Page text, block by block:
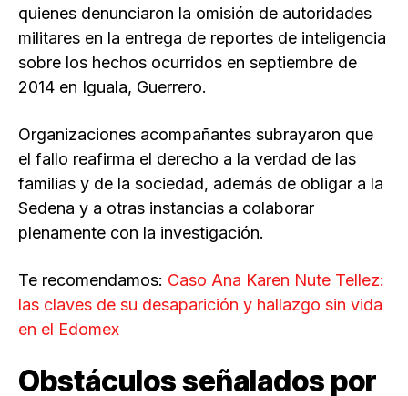
quienes denunciaron la omisión de autoridades
militares en la entrega de reportes de inteligencia
sobre los hechos ocurridos en septiembre de
2014 en Iguala, Guerrero.
Organizaciones acompañantes subrayaron que
el fallo reafirma el derecho a la verdad de las
familias y de la sociedad, además de obligar a la
Sedena y a otras instancias a colaborar
plenamente con la investigación.
Te recomendamos: Caso Ana Karen Nute Tellez:
las claves de su desaparición y hallazgo sin vida
en el Edomex
Obstáculos señalados por